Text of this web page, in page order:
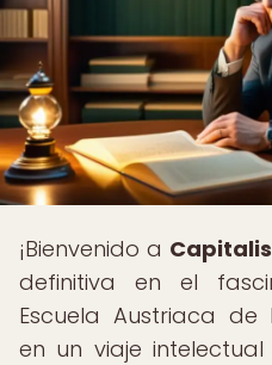
¡Bienvenido a
definitiva en el
Escuela Austriaca de
en un viaje